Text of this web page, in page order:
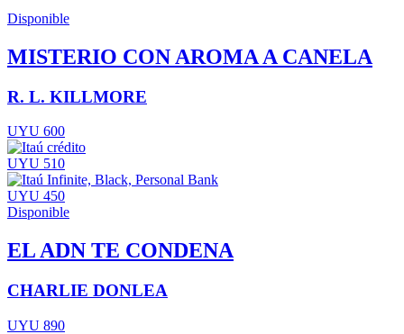
Disponible
MISTERIO CON AROMA A CANELA
R. L. KILLMORE
UYU 600
UYU 510
UYU 450
Disponible
EL ADN TE CONDENA
CHARLIE DONLEA
UYU 890